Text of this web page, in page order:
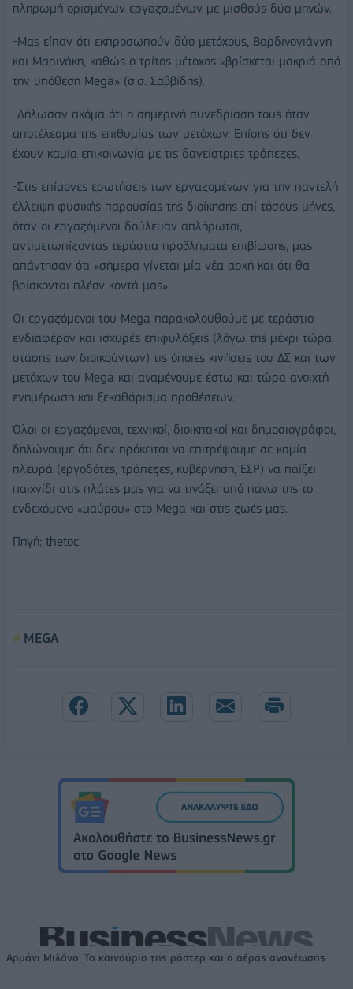
πληρωμή ορισμένων εργαζομένων με μισθούς δύο μηνών.
-Μας είπαν ότι εκπροσωπούν δύο μετόχους, Βαρδινογιάννη
και Μαρινάκη, καθώς ο τρίτος μέτοχος «βρίσκεται μακριά από
την υπόθεση Mega» (σ.σ. Σαββίδης).
-Δήλωσαν ακόμα ότι η σημερινή συνεδρίαση τους ήταν
αποτέλεσμα της επιθυμίας των μετόχων. Επίσης ότι δεν
έχουν καμία επικοινωνία με τις δανείστριες τράπεζες.
-Στις επίμονες ερωτήσεις των εργαζομένων για την παντελή
έλλειψη φυσικής παρουσίας της διοίκησης επί τόσους μήνες,
όταν οι εργαζόμενοι δούλευαν απλήρωτοι,
αντιμετωπίζοντας τεράστια προβλήματα επιβίωσης, μας
απάντησαν ότι «σήμερα γίνεται μία νέα αρχή και ότι θα
βρίσκονται πλέον κοντά μας».
Οι εργαζόμενοι του Mega παρακολουθούμε με τεράστιο
ενδιαφέρον και ισχυρές επιφυλάξεις (λόγω της μέχρι τώρα
στάσης των διοικούντων) τις όποιες κινήσεις του ΔΣ και των
μετόχων του Mega και αναμένουμε έστω και τώρα ανοιχτή
ενημέρωση και ξεκαθάρισμα προθέσεων.
Όλοι οι εργαζόμενοι, τεχνικοί, διοικητικοί και δημοσιογράφοι,
δηλώνουμε ότι δεν πρόκειται να επιτρέψουμε σε καμία
πλευρά (εργοδότες, τράπεζες, κυβέρνηση, ΕΣΡ) να παίξει
παιχνίδι στις πλάτες μας για να τινάξει από πάνω της το
ενδεχόμενο «μαύρου» στο Mega και στις ζωές μας.
Πηγή: thetoc
MEGA
Αρμάνι Μιλάνο: Το καινούριο της ρόστερ και ο αέρας ανανέωσης